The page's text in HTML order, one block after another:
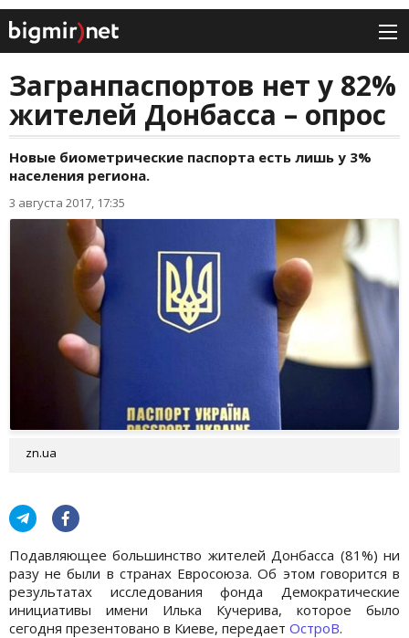
Загранпаспортов нет у 82%
жителей Донбасса – опрос
Новые биометрические паспорта есть лишь у 3%
населения региона.
3 августа 2017, 17:35
zn.ua
Подавляющее большинство жителей Донбасса (81%) ни
разу не были в странах Евросоюза. Об этом говорится в
результатах исследования фонда Демократические
инициативы имени Илька Кучерива, которое было
сегодня презентовано в Киеве, передает ОстроВ.